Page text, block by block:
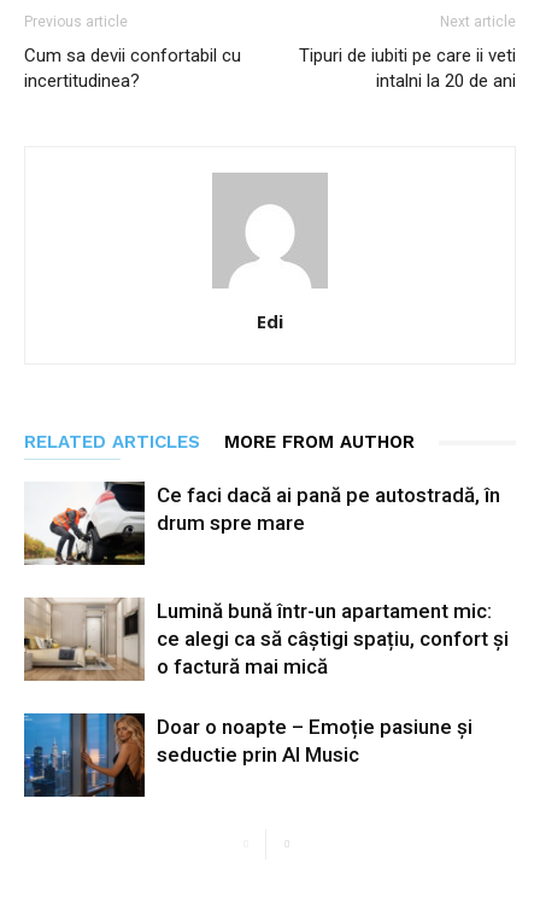
Previous article
Cum sa devii confortabil cu
incertitudinea?
Next article
Tipuri de iubiti pe care ii veti
intalni la 20 de ani
Edi
RELATED ARTICLES MORE FROM AUTHOR
Ce faci dacă ai pană pe autostradă, în
drum spre mare
Lumină bună într-un apartament mic:
ce alegi ca să câștigi spațiu, confort și
o factură mai mică
Doar o noapte – Emoție pasiune și
seductie prin AI Music